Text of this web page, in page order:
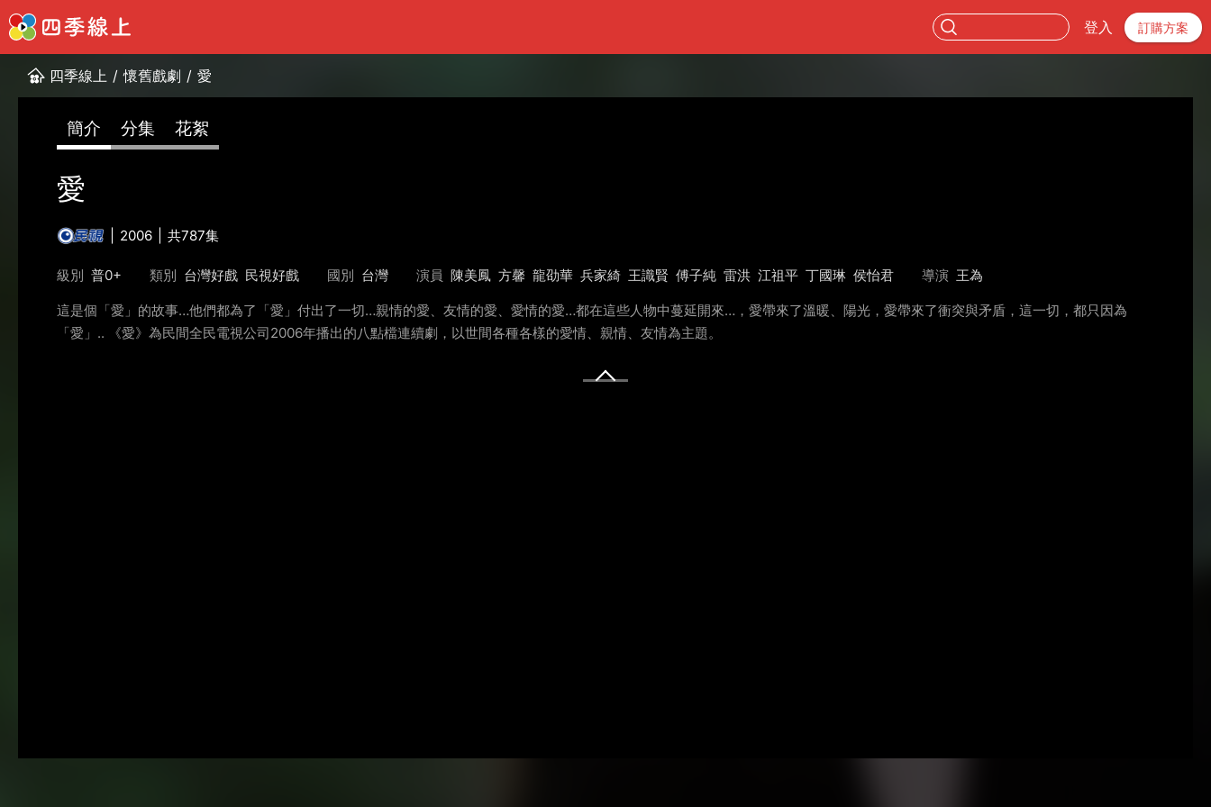
登入 訂購方案
四季線上 / 懷舊戲劇 / 愛
簡介 分集 花絮
愛
2006 共787集
級別 普0+ 類別 台灣好戲 民視好戲 國別 台灣 演員 陳美鳳 方馨 龍劭華 兵家綺 王識賢 傅子純 雷洪 江祖平 丁國琳 侯怡君 導演 王為
這是個「愛」的故事…他們都為了「愛」付出了一切…親情的愛、友情的愛、愛情的愛…都在這些人物中蔓延開來…，愛帶來了溫暖、陽光，愛帶來了衝突與矛盾，這一切，都只因為
「愛」.. 《愛》為民間全民電視公司2006年播出的八點檔連續劇，以世間各種各樣的愛情、親情、友情為主題。